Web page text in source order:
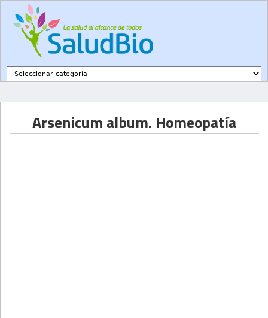
Arsenicum album. Homeopatía